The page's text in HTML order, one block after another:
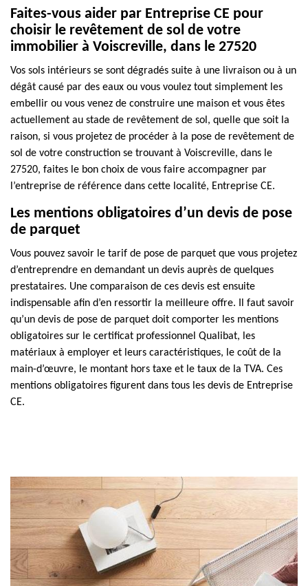
Faites-vous aider par Entreprise CE pour
choisir le revêtement de sol de votre
immobilier à Voiscreville, dans le 27520
Vos sols intérieurs se sont dégradés suite à une livraison ou à un
dégât causé par des eaux ou vous voulez tout simplement les
embellir ou vous venez de construire une maison et vous êtes
actuellement au stade de revêtement de sol, quelle que soit la
raison, si vous projetez de procéder à la pose de revêtement de
sol de votre construction se trouvant à Voiscreville, dans le
27520, faites le bon choix de vous faire accompagner par
l’entreprise de référence dans cette localité, Entreprise CE.
Les mentions obligatoires d’un devis de pose
de parquet
Vous pouvez savoir le tarif de pose de parquet que vous projetez
d’entreprendre en demandant un devis auprès de quelques
prestataires. Une comparaison de ces devis est ensuite
indispensable afin d’en ressortir la meilleure offre. Il faut savoir
qu’un devis de pose de parquet doit comporter les mentions
obligatoires sur le certificat professionnel Qualibat, les
matériaux à employer et leurs caractéristiques, le coût de la
main-d’œuvre, le montant hors taxe et le taux de la TVA. Ces
mentions obligatoires figurent dans tous les devis de Entreprise
CE.